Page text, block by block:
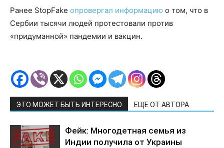
Ранее StopFake опровергал информацию о том, что в
Сербии тысячи людей протестовали против
«придуманной» пандемии и вакцин.
ЭТО МОЖЕТ БЫТЬ ИНТЕРЕСНО ЕЩЕ ОТ АВТОРА
Фейк: Многодетная семья из
Индии получила от Украины